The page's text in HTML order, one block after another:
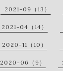
2021-09（13）
2021-04（14）
2020-11（10）
2020-06（9）